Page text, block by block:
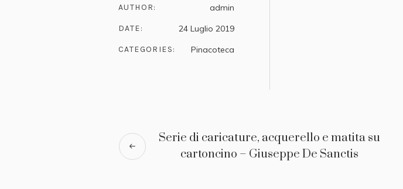
AUTHOR: admin
DATE: 24 Luglio 2019
CATEGORIES: Pinacoteca
Serie di caricature, acquerello e matita su
cartoncino – Giuseppe De Sanctis